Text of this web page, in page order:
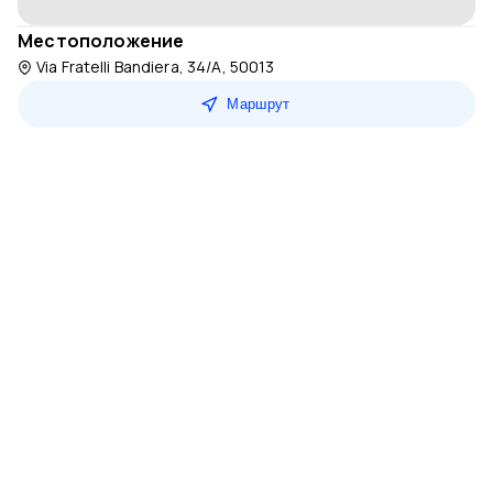
Местоположение
Via Fratelli Bandiera, 34/A, 50013
Маршрут